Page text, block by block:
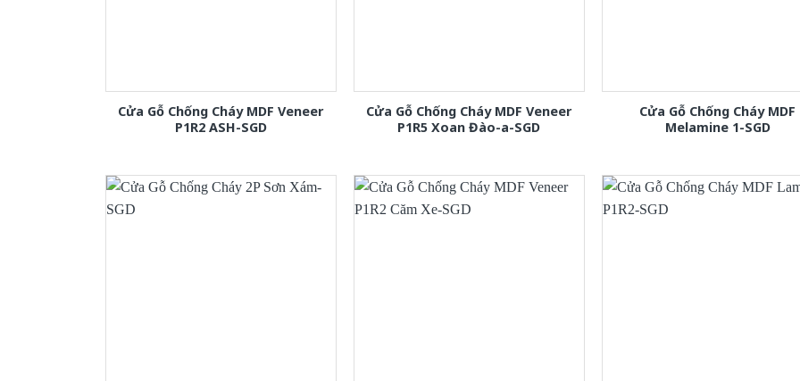
Cửa Gỗ Chống Cháy MDF Veneer
P1R2 ASH-SGD
Cửa Gỗ Chống Cháy MDF Veneer
P1R5 Xoan Đào-a-SGD
Cửa Gỗ Chống Cháy MDF
Melamine 1-SGD